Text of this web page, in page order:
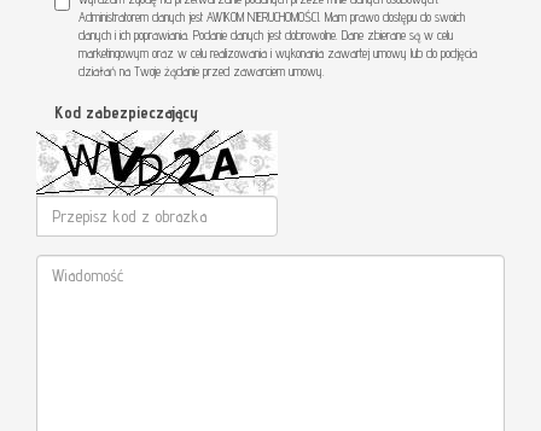
Administratorem danych jest AWIKOM NIERUCHOMOŚCI. Mam prawo dostępu do swoich
danych i ich poprawiania. Podanie danych jest dobrowolne. Dane zbierane są w celu
marketingowym oraz w celu realizowania i wykonania zawartej umowy lub do podjęcia
działań na Twoje żądanie przed zawarciem umowy.
Kod zabezpieczający